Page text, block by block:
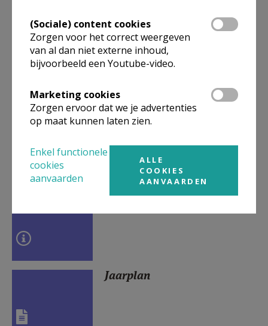
Hernieuwde brochure Vieren
op school digitaal
beschikbaar
Quickscan Katholieke
Dialoogschool
Studiedag Pastoraal op
Jaarplan
(Sociale) content cookies
Zorgen voor het correct weergeven
van al dan niet externe inhoud,
bijvoorbeeld een Youtube-video.
Marketing cookies
Zorgen ervoor dat we je advertenties
op maat kunnen laten zien.
Enkel functionele
cookies
aanvaarden
ALLE
COOKIES
AANVAARDEN